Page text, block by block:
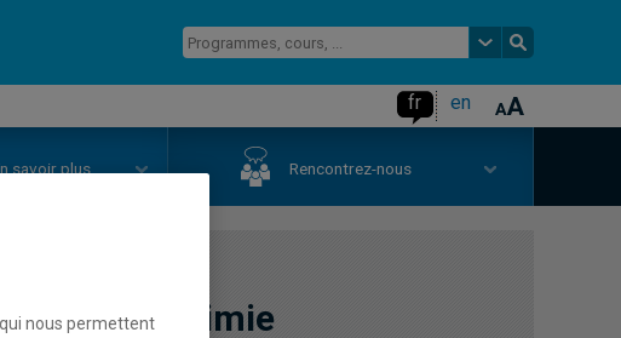
fr en
savoir plus Rencontrez-nous
en chimie
nous permettent